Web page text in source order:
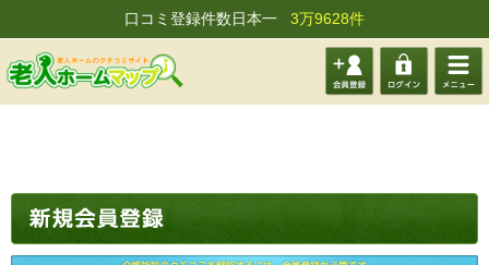
口コミ登録件数日本一 3万9628件
会員登 ログイ メニュ